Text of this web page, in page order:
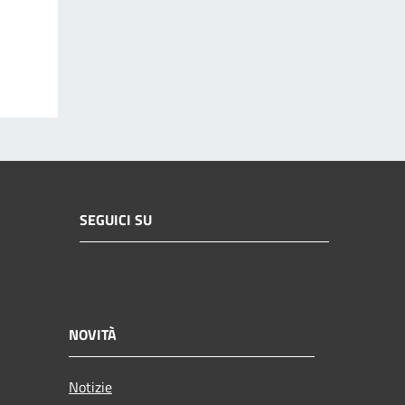
SEGUICI SU
NOVITÀ
Notizie